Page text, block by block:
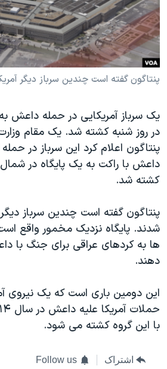
فرهنگ و زندگی
حقوق شهروندی
اقتصادی
علم و فناوری
گالری عکس
آرشیو پخش زنده
مستندها
انتخابات ریاست جمهوری آمریکا ۲۰۲۴
حمله جمهوری اسلامی به اسرائیل
رمز مهسا
اعتراضات زن، زندگی، آزادی
مجموعه مستندهای دادخواهی
تریبونال مردمی آبان ۹۸
دادگاه حمید نوری
چهل سال گروگان‌گیری
قانون شفافیت دارائی کادر رهبری ایران
اعتراضات مردمی آبان ۹۸
نرگس محمدی برنده جایزه نوبل صلح
همایش محافظه‌کاران آمریکا «سی‌پک»
صفحه‌های ویژه
سفر پرزیدنت ترامپ به چین
دنبال کنید
پنتاگون گفته است چندین سرباز دیگر
یک سرباز آمریکایی در حمله داعش
در روز شنبه کشته شد. یک مقام وزارت
پنتاگون اعلام کرد این سرباز در
داعش با راکت به یک پایگاه در شمال
کشته شد.
پنتاگون گفته است چندین سرباز
شدند. پایگاه نزدیک مخمور واقع
ها به کردهای عراقی برای جنگ با
دهند.
این دومین باری است که یک نیروی
با این گروه کشته می شود.
اشتراک Follow us